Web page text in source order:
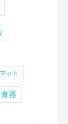
ット
器